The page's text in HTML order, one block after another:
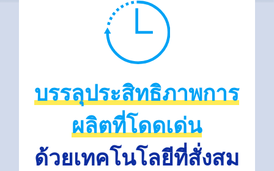
บรรลุประสิทธิภาพการ
ผลิตที่โดดเด่น
ด้วยเทคโนโลยีที่สั่งสม